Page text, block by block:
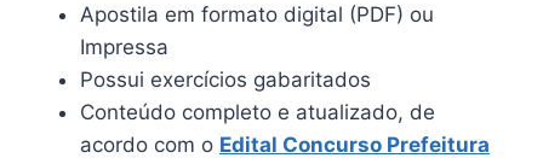
Apostila em formato digital (PDF) ou
Impressa
Possui exercícios gabaritados
Conteúdo completo e atualizado, de
acordo com o Edital Concurso Prefeitura